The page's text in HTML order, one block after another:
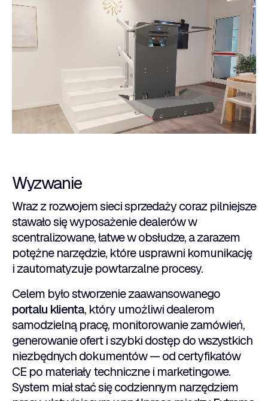
Wyzwanie
Wraz z rozwojem sieci sprzedaży coraz pilniejsze
stawało się wyposażenie dealerów w
scentralizowane, łatwe w obsłudze, a zarazem
potężne narzędzie, które usprawni komunikację
i zautomatyzuje powtarzalne procesy.
Celem było stworzenie zaawansowanego
portalu klienta, który umożliwi dealerom
samodzielną pracę, monitorowanie zamówień,
generowanie ofert i szybki dostęp do wszystkich
niezbędnych dokumentów — od certyfikatów
CE po materiały techniczne i marketingowe.
System miał stać się codziennym narzędziem